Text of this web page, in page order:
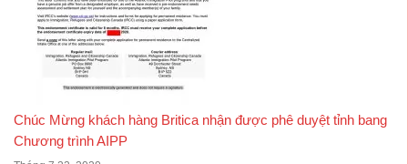
Chúc Mừng khách hàng Britica nhận được phê duyệt tỉnh bang
Chương trình AIPP